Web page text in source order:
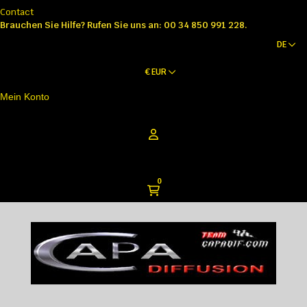
Contact
Brauchen Sie Hilfe? Rufen Sie uns an: 00 34 850 991 228.
DE
€ EUR
Mein Konto
0